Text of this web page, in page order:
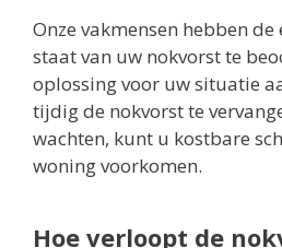
Onze vakmensen hebben
staat van uw nokvorst te
oplossing voor uw situatie
tijdig de nokvorst te
wachten, kunt u kostbare
woning voorkomen.
Hoe verloopt de